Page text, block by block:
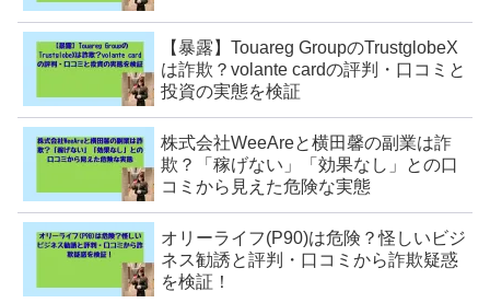
【暴露】Touareg GroupのTrustglobeX
は詐欺？volante cardの評判・口コミと
投資の実態を検証
株式会社WeeAreと横田馨の副業は詐
欺？「稼げない」「効果なし」との口
コミから見えた危険な実態
オリーライフ(P90)は危険？怪しいビジ
ネス勧誘と評判・口コミから詐欺疑惑
を検証！